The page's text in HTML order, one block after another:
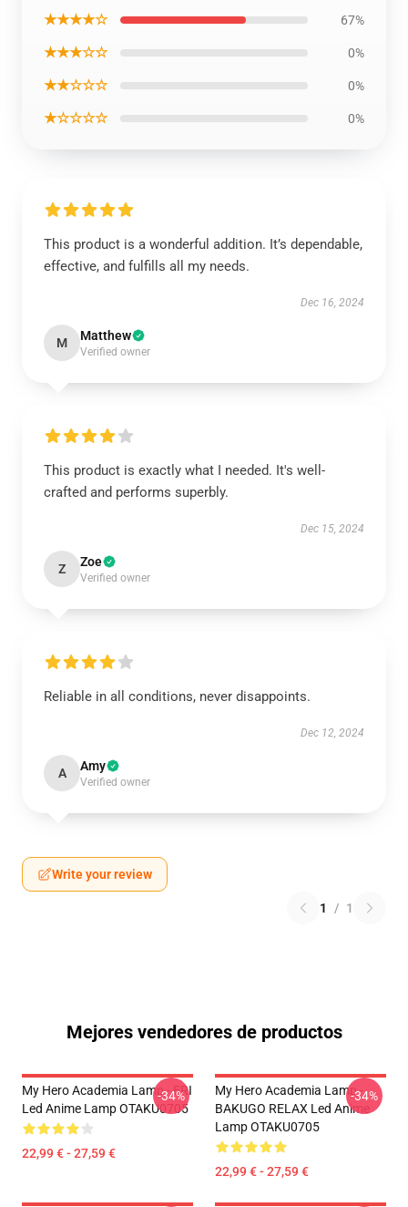
★★★★☆ 67%
★★★☆☆ 0%
★★☆☆☆ 0%
★☆☆☆☆ 0%
This product is a wonderful addition. It’s dependable,
effective, and fulfills all my needs.
Dec 16, 2024
M Matthew
Verified owner
This product is exactly what I needed. It's well-
crafted and performs superbly.
Dec 15, 2024
Z Zoe
Verified owner
Reliable in all conditions, never disappoints.
Dec 12, 2024
A Amy
Verified owner
Write your review
1 / 1
Mejores vendedores de productos
My Hero Academia Lamp - ERI
Led Anime Lamp OTAKU0705
22,99 € - 27,59 €
-34%
My Hero Academia Lamp -
BAKUGO RELAX Led Anime
Lamp OTAKU0705
22,99 € - 27,59 €
-34%